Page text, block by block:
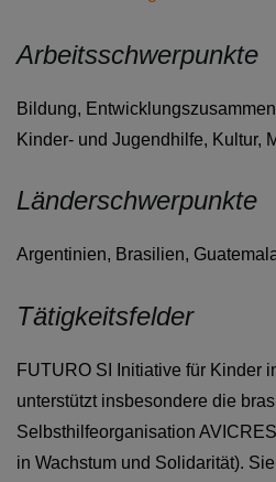
Arbeitsschwerpunkte
Bildung,
Kinder- und Jugendhilfe, Kultur,
Länderschwerpunkte
Argentinien, Brasilien,
Tätigkeitsfelder
FUTURO SI Initiative für Kinder
unterstützt insbesondere die
Selbsthilfeorganisation
in Wachstum und Solidarität).